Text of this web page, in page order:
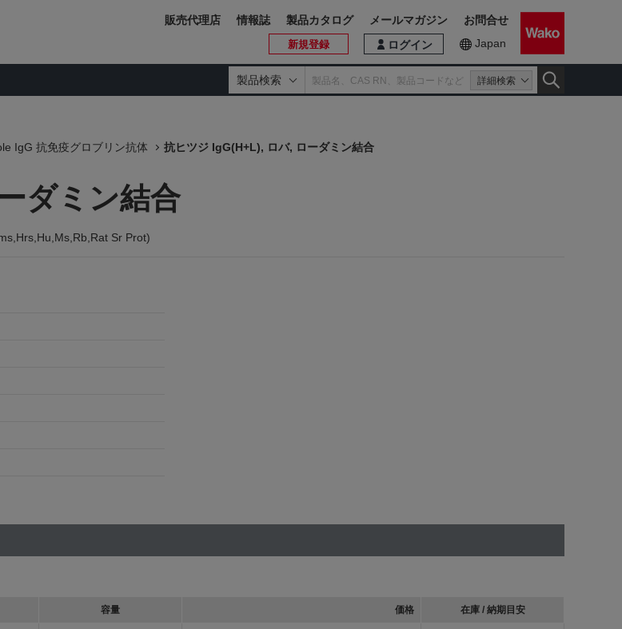
製品検索 詳細検索
ログイン
新規登録 Japan
販売代理店 情報誌 製品カタログ メールマガジン お問合せ
IgG 抗免疫グロブリン抗体 抗ヒツジ IgG(H+L), ロバ, ローダミン結合
ダミン結合
Sr Prot)
容量 価格 在庫 / 納期目安